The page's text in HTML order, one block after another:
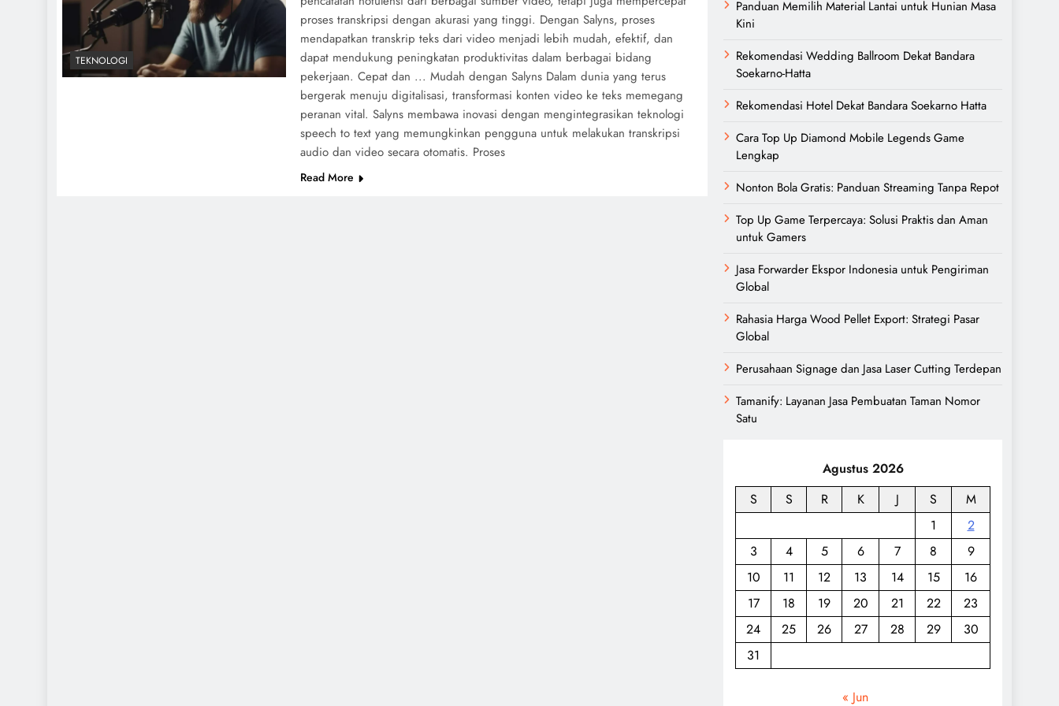
TEKNOLOGI
proses transkripsi dengan akurasi yang tinggi. Dengan Salyns, proses
mendapatkan transkrip teks dari video menjadi lebih mudah, efektif, dan
dapat mendukung peningkatan produktivitas dalam berbagai bidang
pekerjaan. Cepat dan ... Mudah dengan Salyns Dalam dunia yang terus
bergerak menuju digitalisasi, transformasi konten video ke teks memegang
peranan vital. Salyns membawa inovasi dengan mengintegrasikan teknologi
speech to text yang memungkinkan pengguna untuk melakukan transkripsi
audio dan video secara otomatis. Proses
Read More
Panduan Memilih Material Lantai untuk Hunian Masa
Kini
Rekomendasi Wedding Ballroom Dekat Bandara
Soekarno-Hatta
Rekomendasi Hotel Dekat Bandara Soekarno Hatta
Cara Top Up Diamond Mobile Legends Game
Lengkap
Nonton Bola Gratis: Panduan Streaming Tanpa Repot
Top Up Game Terpercaya: Solusi Praktis dan Aman
untuk Gamers
Jasa Forwarder Ekspor Indonesia untuk Pengiriman
Global
Rahasia Harga Wood Pellet Export: Strategi Pasar
Global
Perusahaan Signage dan Jasa Laser Cutting Terdepan
Tamanify: Layanan Jasa Pembuatan Taman Nomor
Satu
Agustus 2026
S
S R K J S
M
1
2
3
4 5 6 7 8
9
10
11 12 13 14 15
16
17
18 19 20 21 22
23
24
25 26 27 28 29
30
31
« Jun